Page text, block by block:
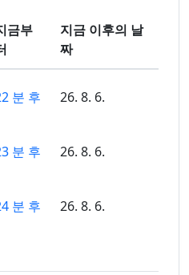
금부
지금 이후의 날
짜
분 후 26. 8. 6.
분 후 26. 8. 6.
분 후 26. 8. 6.